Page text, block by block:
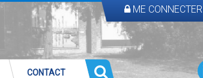
ME CONNECTER
CONTACT